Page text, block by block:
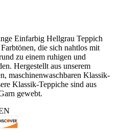
Einfarbig Hellgrau Teppich
die sich nahtlos mit
zu einem ruhigen und
Hergestellt aus unserem
maschinenwaschbaren Klassik-
Klassik-Teppiche sind aus
gewebt.